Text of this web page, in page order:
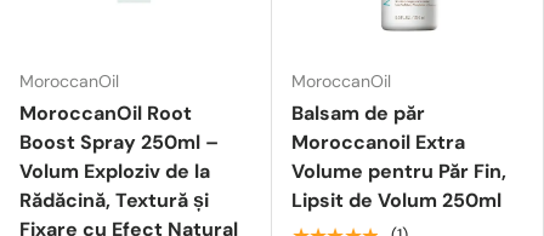
MoroccanOil
MoroccanOil Root
Boost Spray 250ml –
Volum Exploziv de la
Rădăcină, Textură și
Fixare cu Efect Natural
MoroccanOil
Balsam de păr
Moroccanoil Extra
Volume pentru Păr Fin,
Lipsit de Volum 250ml